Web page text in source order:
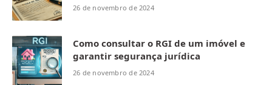
26 de novembro de 2024
Como consultar o RGI de um imóvel e
garantir segurança jurídica
26 de novembro de 2024